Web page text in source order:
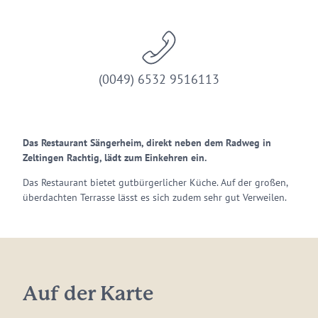
(0049) 6532 9516113
Das Restaurant Sängerheim, direkt neben dem Radweg in
Zeltingen Rachtig, lädt zum Einkehren ein.
Das Restaurant bietet gutbürgerlicher Küche. Auf der großen,
überdachten Terrasse lässt es sich zudem sehr gut Verweilen.
Auf der Karte